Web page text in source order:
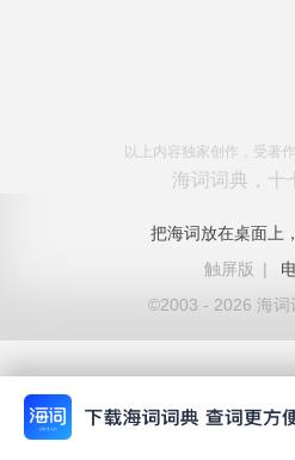
以上内容独家创作，受著
海词词典，十
把海词放在桌面上
触屏版
|
©2003 - 2026 海词